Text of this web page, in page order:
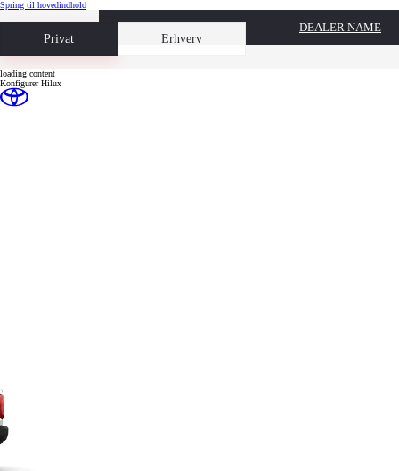
Spring til hovedindhold(Press Enter)
Privat Erhverv
Book prøvetur
DEALER NAME
loading content
Konfigurer Hilux